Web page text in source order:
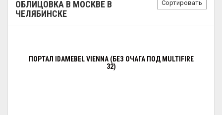
ОБЛИЦОВКА В МОСКВЕ В
ЧЕЛЯБИНСКЕ
Сортировать
ПОРТАЛ IDAMEBEL VIENNA (БЕЗ ОЧАГА ПОД MULTIFIRE
32)